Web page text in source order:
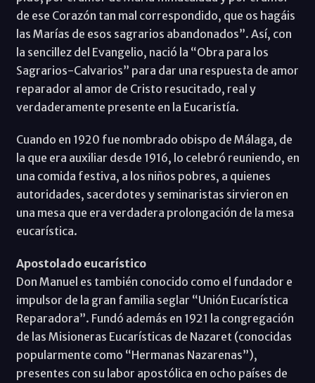
de ese Corazón tan mal correspondido, que os hagáis
las Marías de esos sagrarios abandonados”. Así, con
la sencillez del Evangelio, nació la “Obra para los
Sagrarios-Calvarios” para dar una respuesta de amor
reparador al amor de Cristo resucitado, real y
verdaderamente presente en la Eucaristía.
Cuando en 1920 fue nombrado obispo de Málaga, de
la que era auxiliar desde 1916, lo celebró reuniendo, en
una comida festiva, a los niños pobres, a quienes
autoridades, sacerdotes y seminaristas sirvieron en
una mesa que era verdadera prolongación de la mesa
eucarística.
Apostolado eucarístico
Don Manuel es también conocido como el fundador e
impulsor de la gran familia seglar “Unión Eucarística
Reparadora”. Fundó además en 1921 la congregación
de las Misioneras Eucarísticas de Nazaret (conocidas
popularmente como “Hermanas Nazarenas”),
presentes con su labor apostólica en ocho países de